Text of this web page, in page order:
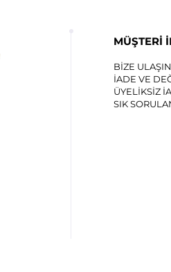
MÜŞTERİ
BİZE ULAŞIN
İADE VE
ÜYELİKSİZ
SIK